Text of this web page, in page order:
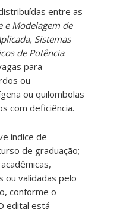
entre as
e Modelagem de
Sistemas
de Potência.
para
ou
ou quilombolas
com deficiência.
índice de
de graduação;
ou validadas pelo
conforme o
edital está